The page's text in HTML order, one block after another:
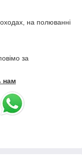
на полюванні
за
нам